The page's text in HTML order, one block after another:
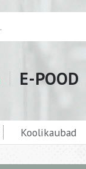
E-POOD
Koolikaubad